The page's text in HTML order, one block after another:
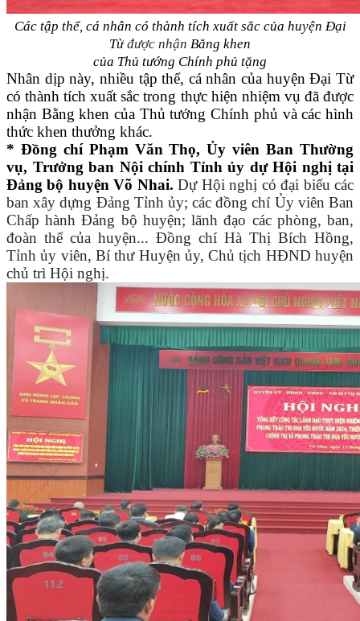
Các tập thể, cá nhân có thành tích xuất sắc của huyện Đại
Từ được nhận Bằng khen
của Thủ tướng Chính phủ tặng
Nhân dịp này, nhiều tập thể, cá nhân của huyện Đại Từ
có thành tích xuất sắc trong thực hiện nhiệm vụ đã được
nhận Bằng khen của Thủ tướng Chính phủ và các hình
thức khen thưởng khác.
* Đồng chí Phạm Văn Thọ, Ủy viên Ban Thường
vụ, Trưởng ban Nội chính Tỉnh ủy dự Hội nghị tại
Đảng bộ huyện Võ Nhai. Dự Hội nghị có đại biểu các
ban xây dựng Đảng Tỉnh ủy; các đồng chí Ủy viên Ban
Chấp hành Đảng bộ huyện; lãnh đạo các phòng, ban,
đoàn thể của huyện... Đồng chí Hà Thị Bích Hồng,
Tỉnh ủy viên, Bí thư Huyện ủy, Chủ tịch HĐND huyện
chủ trì Hội nghị.